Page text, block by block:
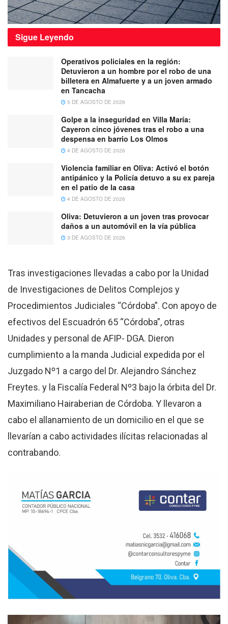
Sigue Leyendo
Operativos policiales en la región:
Detuvieron a un hombre por el robo de una
billetera en Almafuerte y a un joven armado
en Tancacha
5 DE AGOSTO DE 2026
Golpe a la inseguridad en Villa María:
Cayeron cinco jóvenes tras el robo a una
despensa en barrio Los Olmos
4 DE AGOSTO DE 2026
Violencia familiar en Oliva: Activó el botón
antipánico y la Policía detuvo a su ex pareja
en el patio de la casa
4 DE AGOSTO DE 2026
Oliva: Detuvieron a un joven tras provocar
daños a un automóvil en la vía pública
3 DE AGOSTO DE 2026
Tras investigaciones llevadas a cabo por la Unidad
de Investigaciones de Delitos Complejos y
Procedimientos Judiciales “Córdoba”. Con apoyo de
efectivos del Escuadrón 65 “Córdoba”, otras
Unidades y personal de AFIP- DGA. Dieron
cumplimiento a la manda Judicial expedida por el
Juzgado Nº1 a cargo del Dr. Alejandro Sánchez
Freytes. y la Fiscalía Federal Nº3 bajo la órbita del Dr.
Maximiliano Hairaberian de Córdoba. Y llevaron a
cabo el allanamiento de un domicilio en el que se
llevarían a cabo actividades ilícitas relacionadas al
contrabando.